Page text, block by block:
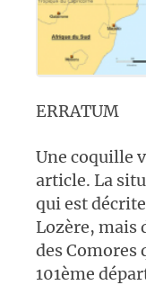
ERRATUM
Une coquille
article. La
qui est
Lozère, mais
des Comores
101ème